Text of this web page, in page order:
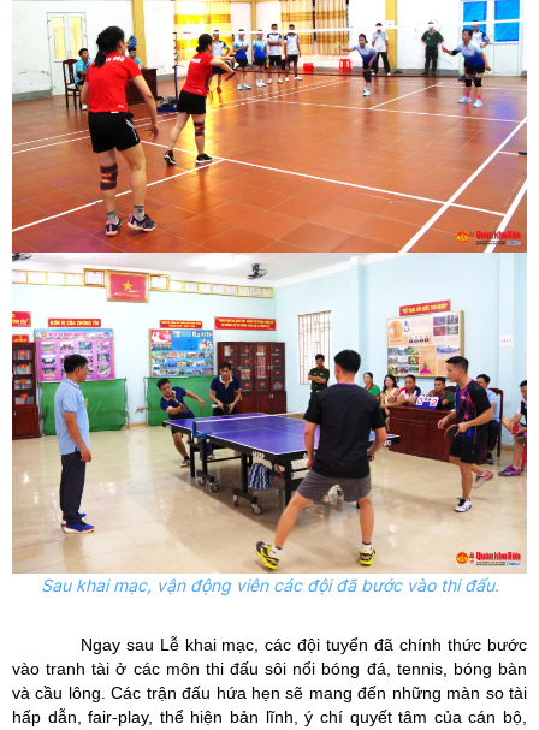
Sau khai mạc, vận động viên các đội đã bước vào thi đấu.
Ngay sau Lễ khai mạc, các đội tuyển đã chính thức bước
vào tranh tài ở các môn thi đấu sôi nổi bóng đá, tennis, bóng bàn
và cầu lông. Các trận đấu hứa hẹn sẽ mang đến những màn so tài
hấp dẫn, fair-play, thể hiện bản lĩnh, ý chí quyết tâm của cán bộ,